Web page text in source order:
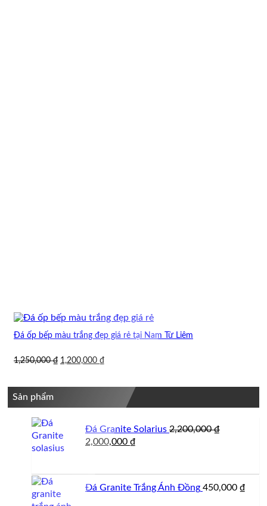
Đá ốp bếp màu trắng đẹp giá rẻ tại Nam Từ Liêm
1,250,000₫ Giá
1,200,000 ₫Giá
1,200,000 ₫.
Sản phẩm
Đá Granite Solarius 2,200,000₫
Giá
2,000,000 ₫
2,000,000 ₫.
Đá Granite Trắng Ánh Đồng 450,000 ₫